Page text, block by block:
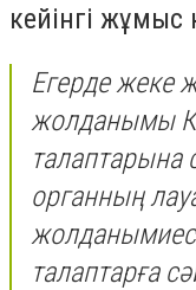
кейінгі жұмыс
Егерде жеке
жолданымы
талаптарына
органның
талаптарға